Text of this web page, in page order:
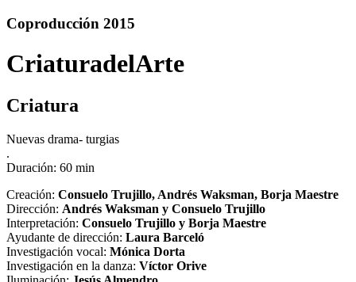
Coproducción 2015
CriaturadelArte
Criatura
Nuevas drama- turgias
.
Duración: 60 min
Creación: Consuelo Trujillo, Andrés Waksman, Borja Maestre
Dirección: Andrés Waksman y Consuelo Trujillo
Interpretación: Consuelo Trujillo y Borja Maestre
Ayudante de dirección: Laura Barceló
Investigación vocal: Mónica Dorta
Investigación en la danza: Víctor Orive